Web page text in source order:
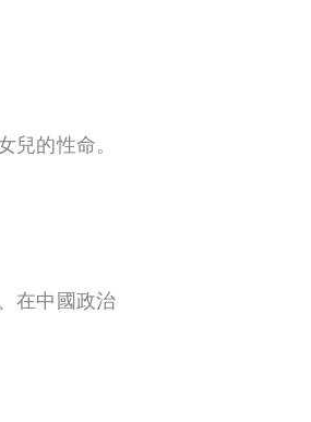
的性命。
在中國政治